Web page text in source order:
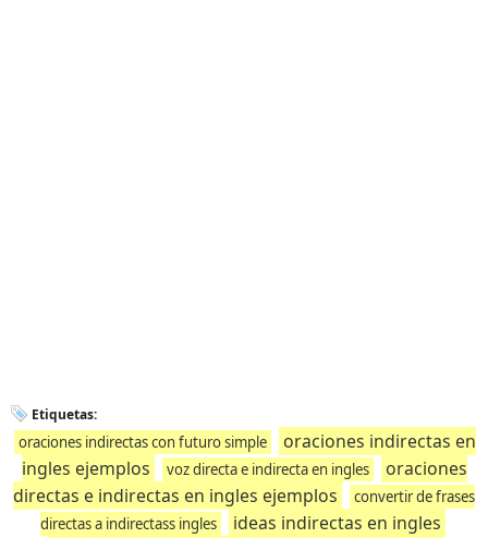
Etiquetas:
oraciones indirectas con futuro simple
oraciones indirectas en
ingles ejemplos
voz directa e indirecta en ingles
oraciones
directas e indirectas en ingles ejemplos
convertir de frases
directas a indirectass ingles
ideas indirectas en ingles